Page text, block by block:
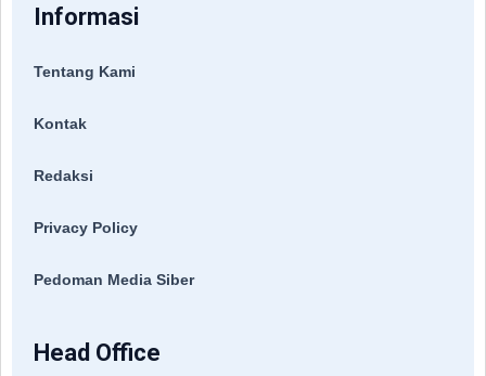
Informasi
Tentang Kami
Kontak
Redaksi
Privacy Policy
Pedoman Media Siber
Head Office